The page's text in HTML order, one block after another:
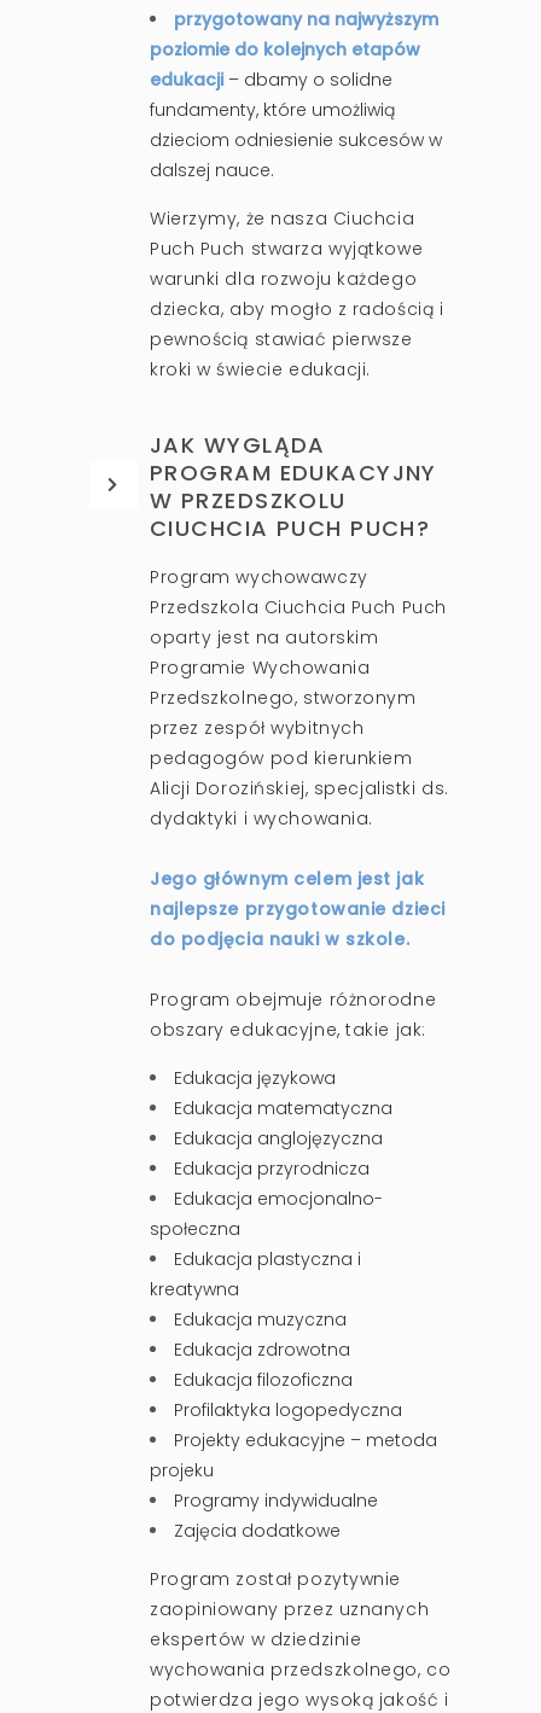
przygotowany na najwyższym
poziomie do kolejnych etapów
edukacji – dbamy o solidne
fundamenty, które umożliwią
dzieciom odniesienie sukcesów w
dalszej nauce.
Wierzymy, że nasza Ciuchcia
Puch Puch stwarza wyjątkowe
warunki dla rozwoju każdego
dziecka, aby mogło z radością i
pewnością stawiać pierwsze
kroki w świecie edukacji.
JAK WYGLĄDA
PROGRAM EDUKACYJNY
W PRZEDSZKOLU
CIUCHCIA PUCH PUCH?
Program wychowawczy
Przedszkola Ciuchcia Puch Puch
oparty jest na autorskim
Programie Wychowania
Przedszkolnego, stworzonym
przez zespół wybitnych
pedagogów pod kierunkiem
Alicji Dorozińskiej, specjalistki ds.
dydaktyki i wychowania.
Jego głównym celem jest jak
najlepsze przygotowanie dzieci
do podjęcia nauki w szkole.
Program obejmuje różnorodne
obszary edukacyjne, takie jak:
Edukacja językowa
Edukacja matematyczna
Edukacja anglojęzyczna
Edukacja przyrodnicza
Edukacja emocjonalno-
społeczna
Edukacja plastyczna i
kreatywna
Edukacja muzyczna
Edukacja zdrowotna
Edukacja filozoficzna
Profilaktyka logopedyczna
Projekty edukacyjne – metoda
projeku
Programy indywidualne
Zajęcia dodatkowe
Program został pozytywnie
zaopiniowany przez uznanych
ekspertów w dziedzinie
wychowania przedszkolnego, co
potwierdza jego wysoką jakość i